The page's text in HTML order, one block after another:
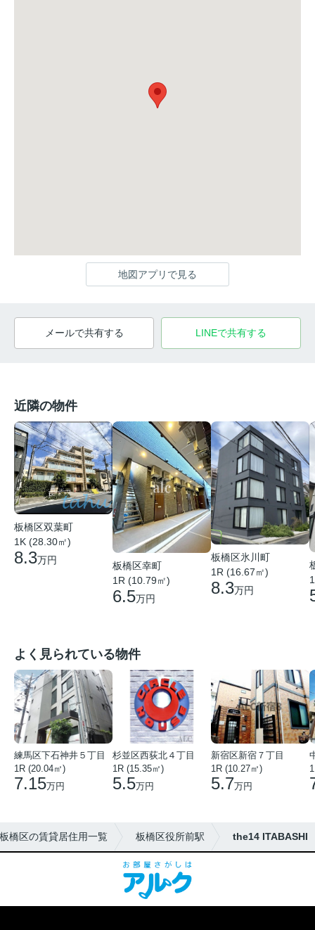
地図アプリで見る
メールで共有する LINEで共有する
近隣の物件
板橋区双葉町
1K (28.30㎡)
8.3万円
板橋区幸町
1R (10.79㎡)
6.5万円
板橋区氷川町
1R (16.67㎡)
8.3万円
よく見られている物件
練馬区下石神井５丁目
1R (20.04㎡)
7.15万円
杉並区西荻北４丁目
1R (15.35㎡)
5.5万円
新宿区新宿７丁目
1R (10.27㎡)
5.7万円
板橋区の賃貸居住用一覧 板橋区役所前駅 the14 ITABASHI